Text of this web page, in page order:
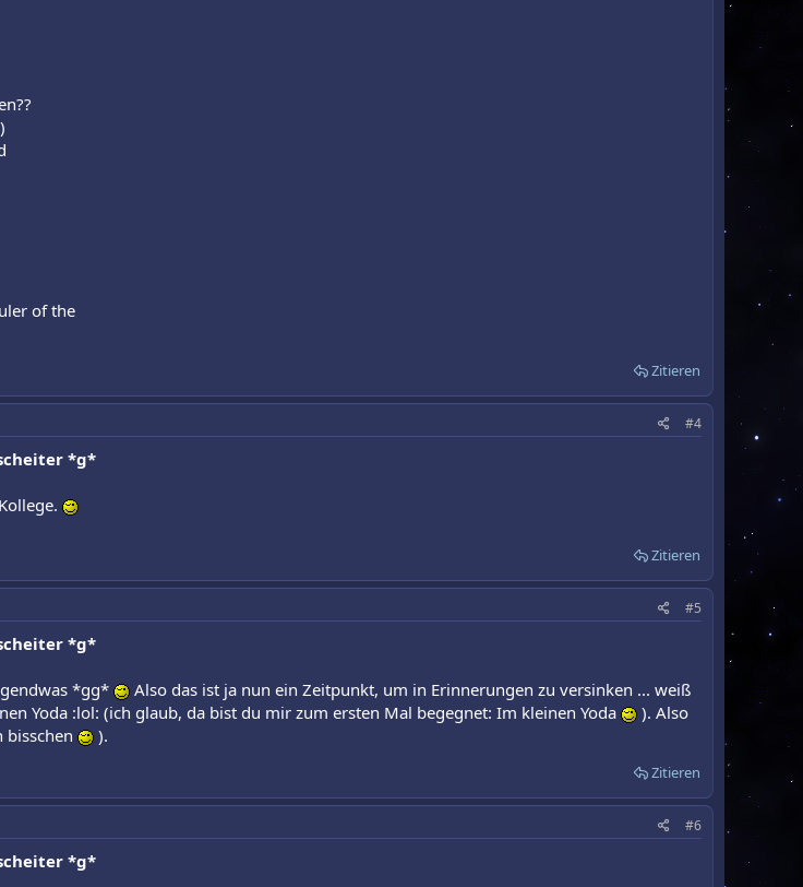
of the
Zitieren
#4
*g*
Zitieren
#5
*g*
*gg*
Also das ist ja nun ein Zeitpunkt, um in Erinnerungen zu versinken ... weiß
Yoda :lol: (ich glaub, da bist du mir zum ersten Mal begegnet: Im kleinen Yoda
). Also
bisschen
).
Zitieren
#6
*g*